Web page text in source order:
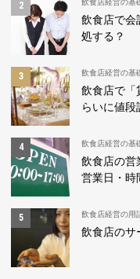
飲食店経営の基
飲食店で会
処する？
飲食店経営の基
飲食店で「
らいに値段
飲食店経営の基
飲食店の営
営業日・時
飲食店経営の用
飲食店のサ